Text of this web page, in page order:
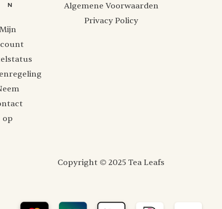
N
op
Algemene Voorwaarden
Privacy Policy
Copyright © 2025 Tea Leafs